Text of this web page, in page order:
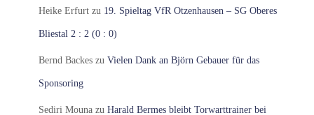
Heike Erfurt zu 19. Spieltag VfR Otzenhausen – SG Oberes
Bliestal 2 : 2 (0 : 0)
Bernd Backes zu Vielen Dank an Björn Gebauer für das
Sponsoring
Sediri Mouna zu Harald Bermes bleibt Torwarttrainer bei